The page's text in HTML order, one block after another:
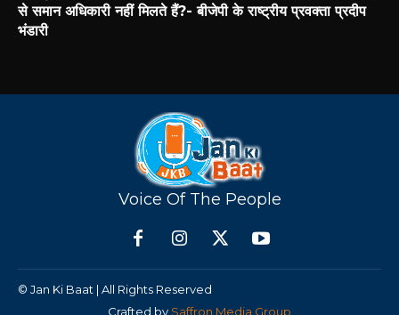
से समान अधिकारी नहीं मिलते हैं?- बीजेपी के राष्ट्रीय प्रवक्ता प्रदीप
भंडारी
Voice Of The People
© Jan Ki Baat | All Rights Reserved
Crafted by Saffron Media Group